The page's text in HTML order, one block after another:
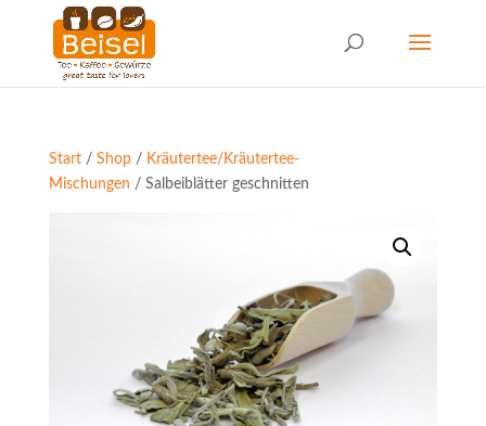
Start/ Shop/ Kräutertee/Kräutertee-
Mischungen / Salbeiblätter geschnitten